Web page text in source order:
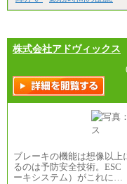
株式会社アドヴィックス
ブレーキの機能は想像以
るのは予防安全技術。ESC
ーキシステム）がこれに…